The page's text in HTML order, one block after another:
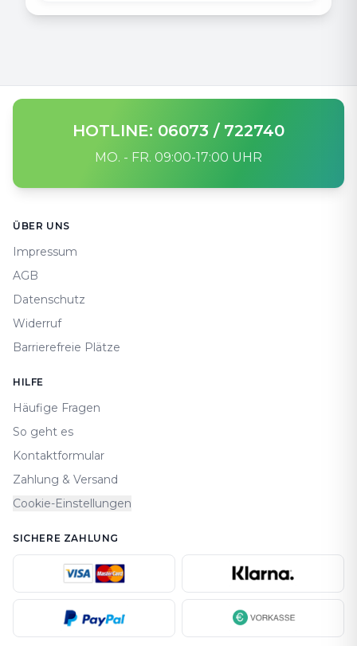
HOTLINE: 06073 / 722740
MO. - FR. 09:00-17:00 UHR
ÜBER UNS
Impressum
AGB
Datenschutz
Widerruf
Barrierefreie Plätze
HILFE
Häufige Fragen
So geht es
Kontaktformular
Zahlung & Versand
Cookie-Einstellungen
SICHERE ZAHLUNG